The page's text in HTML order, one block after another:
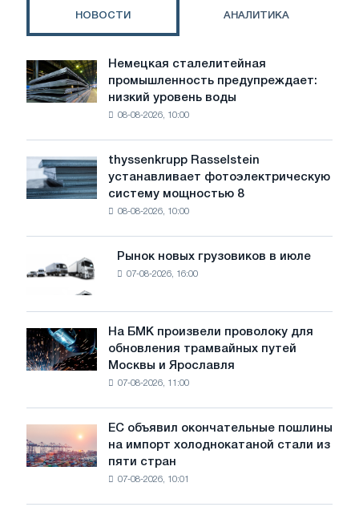
НОВОСТИ АНАЛИТИКА
Немецкая
сталелитейная
промышленность
предупреждает:
воды
угрожает
безопасности
Немецкая сталелитейная
промышленность предупреждает:
низкий уровень воды
08-08-2026, 10:00
thyssenkrupp
Rasselstein
устанавливает
фотоэлектрическую
достижения
целей
обезуглероживания
thyssenkrupp Rasselstein
устанавливает фотоэлектрическую
систему мощностью 8
08-08-2026, 10:00
Рынок
новых
грузовиков
в
июле
Рынок новых грузовиков в июле
07-08-2026, 16:00
На
БМК
произвели
трамвайных
путей
Москвы
Ярославля
На БМК произвели проволоку для
обновления трамвайных путей
Москвы и Ярославля
07-08-2026, 11:00
объявил
окончательные
ЕС объявил окончательные пошлины
на импорт холоднокатаной стали из
пяти стран
07-08-2026, 10:01